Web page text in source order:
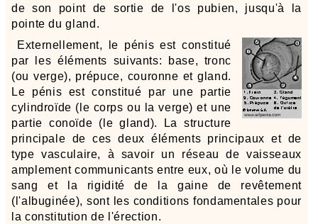
de son point de sortie de l'os pubien, jusqu'à la
pointe du gland.
Externellement, le pénis est constitué
par les éléments suivants: base, tronc
(ou verge), prépuce, couronne et gland.
Le pénis est constitué par une partie
cylindroïde (le corps ou la verge) et une
partie conoïde (le gland). La structure
principale de ces deux éléments principaux et de
type vasculaire, à savoir un réseau de vaisseaux
amplement communicants entre eux, où le volume du
sang et la rigidité de la gaine de revêtement
(l'albuginée), sont les conditions fondamentales pour
la constitution de l'érection.